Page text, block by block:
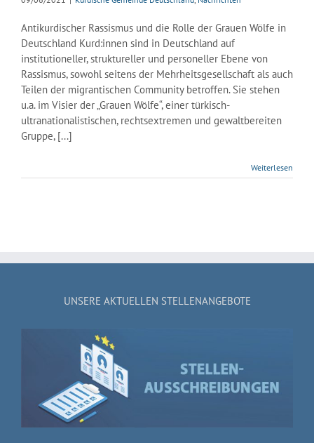
Antikurdischer Rassismus und die Rolle der Grauen Wölfe in
Deutschland Kurd:innen sind in Deutschland auf
institutioneller, struktureller und personeller Ebene von
Rassismus, sowohl seitens der Mehrheitsgesellschaft als auch
Teilen der migrantischen Community betroffen. Sie stehen
u.a. im Visier der „Grauen Wölfe“, einer türkisch-
ultranationalistischen, rechtsextremen und gewaltbereiten
Gruppe, [...]
Weiterlesen
UNSERE AKTUELLEN STELLENANGEBOTE